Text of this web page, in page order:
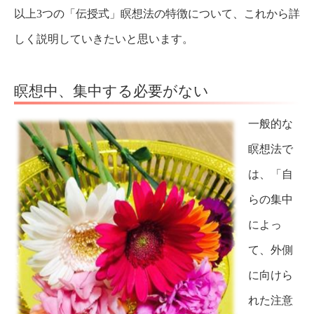
以上3つの「伝授式」瞑想法の特徴について、これから詳
しく説明していきたいと思います。
瞑想中、集中する必要がない
一般的な
瞑想法で
は、「自
らの集中
によっ
て、外側
に向けら
れた注意